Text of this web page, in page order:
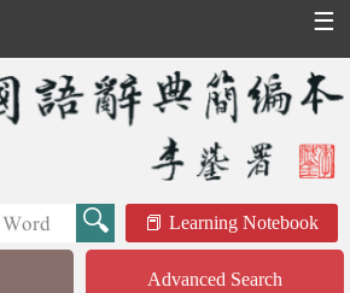
☰
Learning Notebook
Advanced Search